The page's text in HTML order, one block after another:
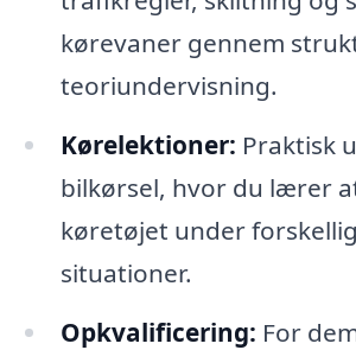
kørevaner gennem
teoriundervisning.
Kørelektioner: Praktisk
bilkørsel, hvor du lærer
køretøjet under
situationer.
Opkvalificering: For